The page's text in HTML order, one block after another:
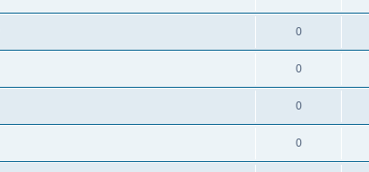
0
0
0
0